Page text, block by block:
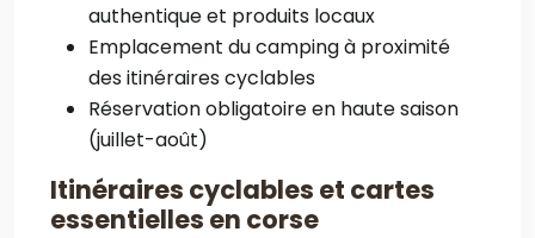
authentique et produits locaux
Emplacement du camping à proximité
des itinéraires cyclables
Réservation obligatoire en haute saison
(juillet-août)
Itinéraires cyclables et cartes
essentielles en corse